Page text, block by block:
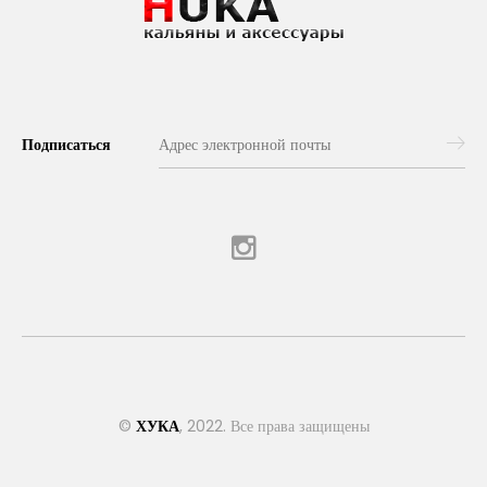
Подписаться
© ХУКА, 2022. Все права защищены